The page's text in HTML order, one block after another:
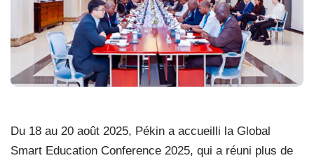
Du 18 au 20 août 2025, Pékin a accueilli la Global
Smart Education Conference 2025, qui a réuni plus de